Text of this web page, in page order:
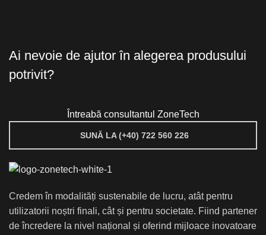
Ai nevoie de ajutor în alegerea produsului
potrivit?
Întreabă consultantul ZoneTech
SUNĂ LA (+40) 722 560 226
Credem în modalități sustenabile de lucru, atât pentru
utilizatorii noștri finali, cât și pentru societate. Fiind partener
de încredere la nivel național și oferind mijloace inovatoare